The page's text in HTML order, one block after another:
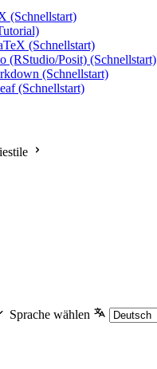
(Schnellstart)
(Schnellstart)
(RStudio/Posit) (Schnellstart)
(Schnellstart)
(Schnellstart)
Sprache wählen